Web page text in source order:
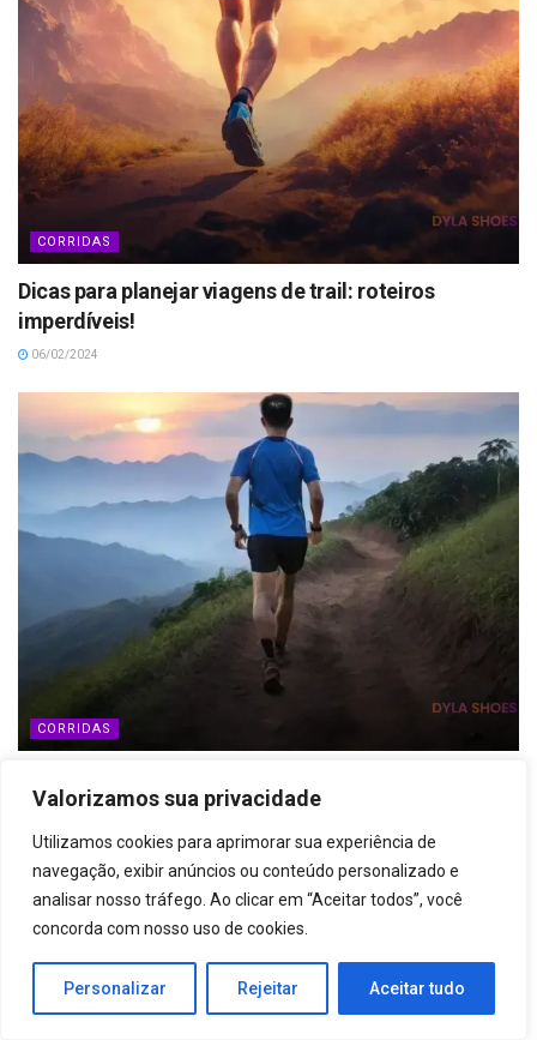
Valorizamos sua privacidade
Utilizamos cookies para aprimorar sua experiência de
navegação, exibir anúncios ou conteúdo personalizado e
analisar nosso tráfego. Ao clicar em “Aceitar todos”, você
concorda com nosso uso de cookies.
Personalizar Rejeitar Aceitar tudo
CORRIDAS
Dicas para planejar viagens de trail: roteiros
imperdíveis!
06/02/2024
CORRIDAS
dicas para melhorar seu desempenho
06/02/2024
Deixe um comentário
O seu endereço de e-mail não será publicado.